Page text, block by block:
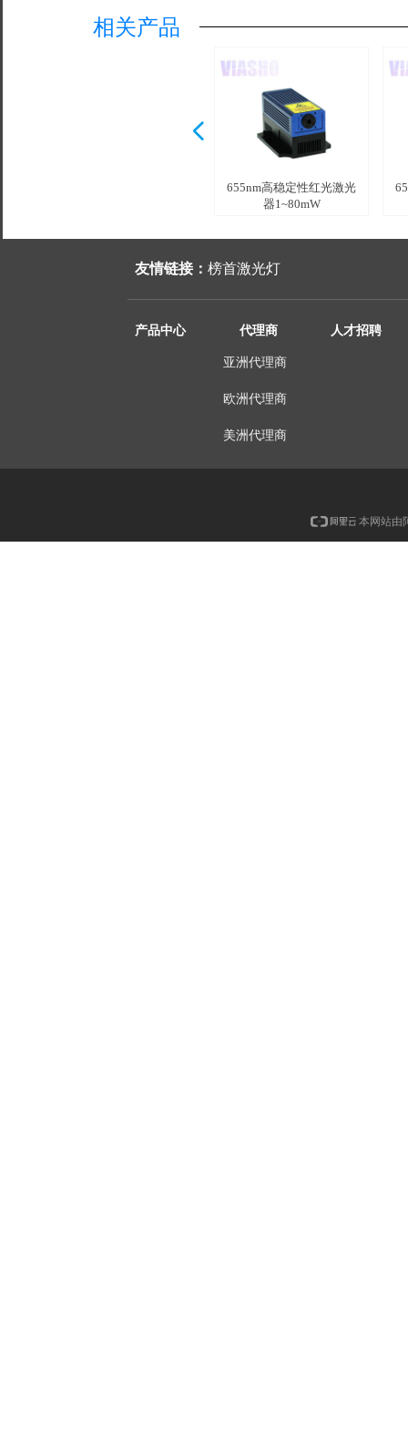
655nm高稳定性红光激光
器1~80mW
넳
相关产品
产品中心 代理商 人才招聘
亚洲代理商
欧洲代理商
美洲代理商
友情链接： 榜首激光灯
本网站由